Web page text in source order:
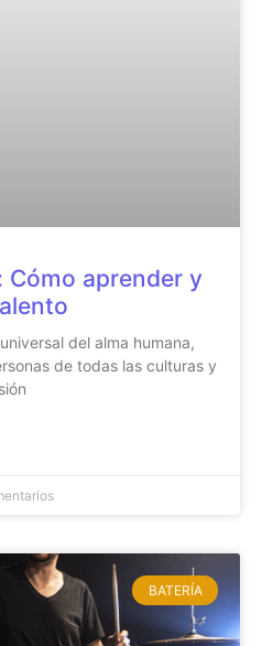
Cómo aprender y
del alma humana,
de todas las culturas y
BATERÍA